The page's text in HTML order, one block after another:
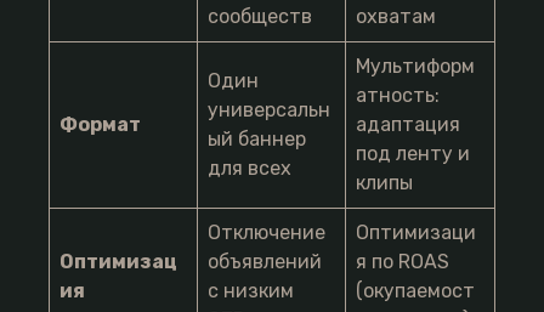
сообществ
охватам
Формат
Один
универсальн
ый баннер
для всех
Мультиформ
атность:
адаптация
под ленту и
клипы
Оптимизац
ия
Отключение
объявлений
с низким
Оптимизаци
я по ROAS
(окупаемост